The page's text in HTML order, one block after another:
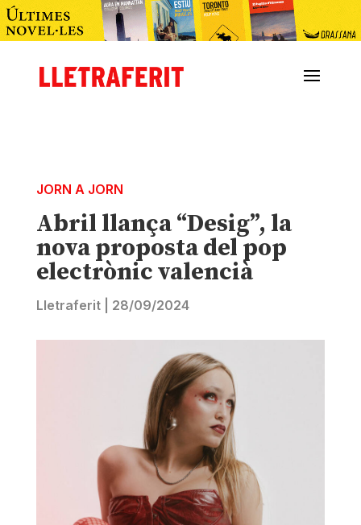
JORN A JORN
Abril llança “Desig”, la
nova proposta del pop
electrònic valencià
Lletraferit| 28/09/2024